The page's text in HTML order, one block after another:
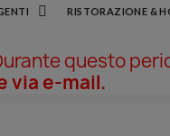
RISTORAZIONE &
questo
via e-mail.